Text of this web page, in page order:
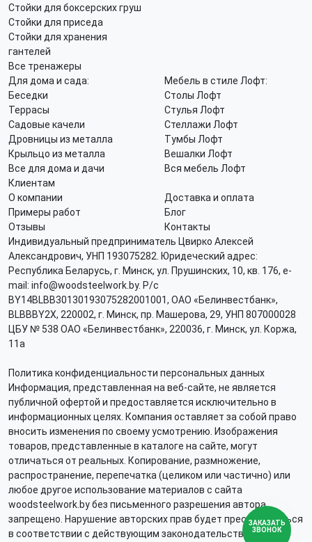
Стойки для боксерских груш
Стойки для приседа
Стойки для хранения
гантелей
Все тренажеры
Для дома и сада:
Беседки
Террасы
Садовые качели
Дровницы из металла
Крыльцо из металла
Все для дома и дачи
Мебель в стиле Лофт:
Столы Лофт
Стулья Лофт
Стеллажи Лофт
Тумбы Лофт
Вешалки Лофт
Вся мебель Лофт
Клиентам
О компании
Доставка и оплата
Примеры работ
Блог
Отзывы
Контакты
Индивидуальный предприниматель Цвирко Алексей
Александрович, УНП 193075282. Юридеческий адрес:
Республика Беларусь, г. Минск, ул. Прушинских, 10, кв. 176, e-
mail: info@woodsteelwork.by. Р/с
BY14BLBB30130193075282001001, ОАО «Белинвестбанк»,
BLBBBY2X, 220002, г. Минск, пр. Машерова, 29, УНП 807000028
ЦБУ № 538 ОАО «Белинвестбанк», 220036, г. Минск, ул. Коржа,
11а
Политика конфиденциальности персональных данных
Информация, представленная на веб-сайте, не является
публичной офертой и предоставляется исключительно в
информационных целях. Компания оставляет за собой право
вносить изменения по своему усмотрению. Изображения
товаров, представленные в каталоге на сайте, могут
отличаться от реальных. Копирование, размножение,
распространение, перепечатка (целиком или частично) или
любое другое использование материалов с сайта
woodsteelwork.by без письменного разрешения автора
запрещено. Нарушение авторских прав будет преследоваться
в соответствии с действующим законодательством.
ЗАКАЗАТЬ
ЗВОНОК